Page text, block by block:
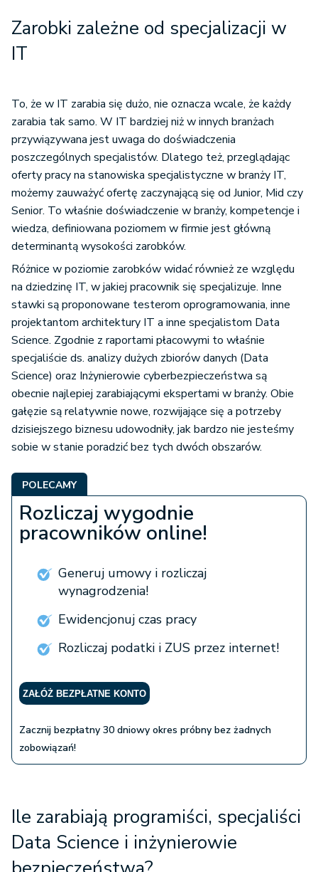
Zarobki zależne od specjalizacji w
IT
To, że w IT zarabia się dużo, nie oznacza wcale, że każdy
zarabia tak samo. W IT bardziej niż w innych branżach
przywiązywana jest uwaga do doświadczenia
poszczególnych specjalistów. Dlatego też, przeglądając
oferty pracy na stanowiska specjalistyczne w branży IT,
możemy zauważyć ofertę zaczynającą się od Junior, Mid czy
Senior. To właśnie doświadczenie w branży, kompetencje i
wiedza, definiowana poziomem w firmie jest główną
determinantą wysokości zarobków.
Różnice w poziomie zarobków widać również ze względu
na dziedzinę IT, w jakiej pracownik się specjalizuje. Inne
stawki są proponowane testerom oprogramowania, inne
projektantom architektury IT a inne specjalistom Data
Science. Zgodnie z raportami płacowymi to właśnie
specjaliście ds. analizy dużych zbiorów danych (Data
Science) oraz Inżynierowie cyberbezpieczeństwa są
obecnie najlepiej zarabiającymi ekspertami w branży. Obie
gałęzie są relatywnie nowe, rozwijające się a potrzeby
dzisiejszego biznesu udowodniły, jak bardzo nie jesteśmy
sobie w stanie poradzić bez tych dwóch obszarów.
POLECAMY
Rozliczaj wygodnie
pracowników online!
Generuj umowy i rozliczaj
wynagrodzenia!
Ewidencjonuj czas pracy
Rozliczaj podatki i ZUS przez internet!
ZAŁÓŻ BEZPŁATNE KONTO
Zacznij bezpłatny 30 dniowy okres próbny bez żadnych
zobowiązań!
Ile zarabiają programiści, specjaliści
Data Science i inżynierowie